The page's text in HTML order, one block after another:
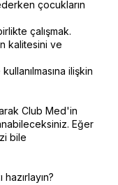
çocukların
çalışmak.
kalitesini ve
ilişkin
Club Med'in
Eğer
bile